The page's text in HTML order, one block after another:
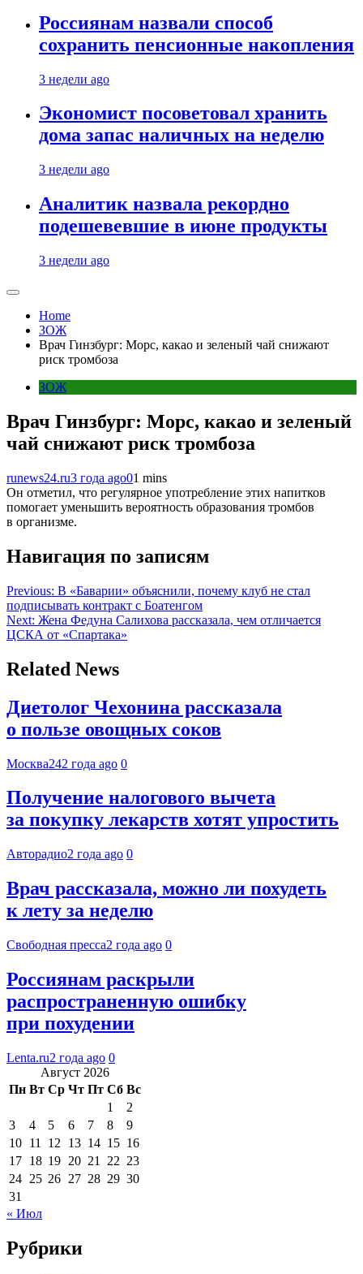
Россиянам назвали способ
сохранить пенсионные накопления
3 недели ago
Экономист посоветовал хранить
дома запас наличных на неделю
3 недели ago
Аналитик назвала рекордно
подешевевшие в июне продукты
3 недели ago
Home
ЗОЖ
Врач Гинзбург: Морс, какао и зеленый чай снижают
риск тромбоза
ЗОЖ
Врач Гинзбург: Морс, какао и зеленый
чай снижают риск тромбоза
runews24.ru3 года ago01 mins
Он отметил, что регулярное употребление этих напитков
помогает уменьшить вероятность образования тромбов
в организме.
Навигация по записям
Previous: В «Баварии» объяснили, почему клуб не стал
подписывать контракт с Боатенгом
Next: Жена Федуна Салихова рассказала, чем отличается
ЦСКА от «Спартака»
Related News
Диетолог Чехонина рассказала
о пользе овощных соков
Москва242 года ago 0
Получение налогового вычета
за покупку лекарств хотят упростить
Авторадио2 года ago 0
Врач рассказала, можно ли похудеть
к лету за неделю
Свободная пресса2 года ago 0
Россиянам раскрыли
распространенную ошибку
при похудении
Lenta.ru2 года ago 0
Август 2026
Пн Вт Ср Чт Пт Сб Вс
1
2
3
4 5 6 7 8
9
10 11 12 13 14 15 16
17 18 19 20 21 22 23
24 25 26 27 28 29 30
31
« Июл
Рубрики